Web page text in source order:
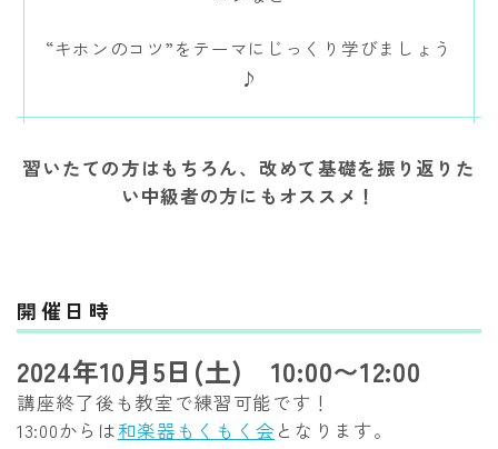
“キホンのコツ”をテーマにじっくり学びましょう
♪
習いたての方はもちろん、改めて基礎を振り返りた
い中級者の方にもオススメ！
開催日時
2024年10月5日(土) 10:00〜12:00
講座終了後も教室で練習可能です！
13:00からは和楽器もくもく会 となります。